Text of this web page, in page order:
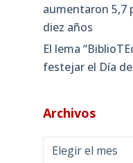
aumentaron 5,7
diez años
El lema
festejar el Día
Archivos
Archivos